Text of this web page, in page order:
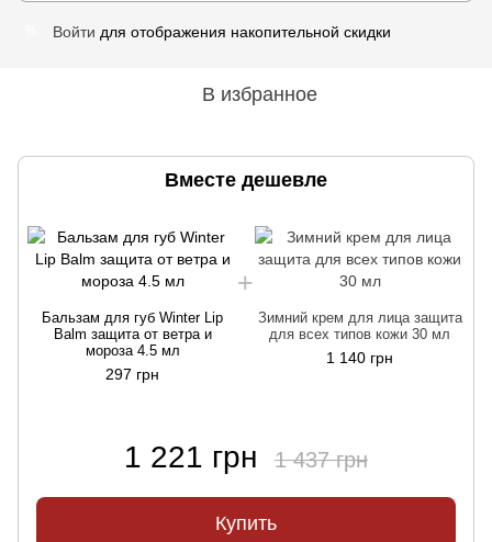
Войти для отображения накопительной скидки
В избранное
Вместе дешевле
Бальзам для губ Winter Lip
Balm защита от ветра и
мороза 4.5 мл
297 грн
Зимний крем для лица защита
для всех типов кожи 30 мл
1 140 грн
1 221 грн 1 437 грн
Купить